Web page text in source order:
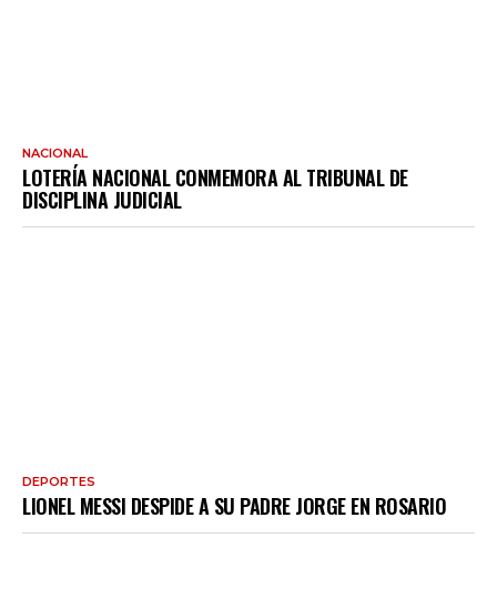
NACIONAL
LOTERÍA NACIONAL CONMEMORA AL TRIBUNAL DE
DISCIPLINA JUDICIAL
DEPORTES
LIONEL MESSI DESPIDE A SU PADRE JORGE EN ROSARIO